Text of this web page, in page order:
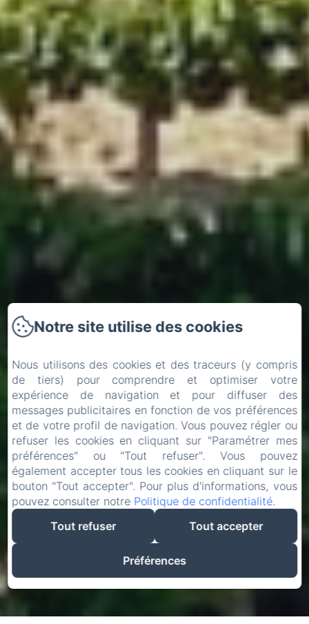
Notre site utilise des cookies
Nous utilisons des cookies et des traceurs (y compris
de tiers) pour comprendre et optimiser votre
expérience de navigation et pour diffuser des
messages publicitaires en fonction de vos préférences
et de votre profil de navigation. Vous pouvez régler ou
refuser les cookies en cliquant sur "Paramétrer mes
préférences" ou "Tout refuser". Vous pouvez
également accepter tous les cookies en cliquant sur le
bouton "Tout accepter". Pour plus d'informations, vous
pouvez consulter notre Politique de confidentialité.
Tout refuser
Tout accepter
Préférences